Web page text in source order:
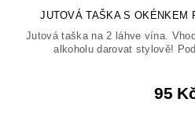
JUTOVÁ TAŠKA S OKÉNKEM
Jutová taška na 2 láhve vína.
alkoholu darovat stylově!
95